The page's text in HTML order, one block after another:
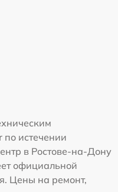
по истечении
в Ростове-на-Дону
официальной
Цены на ремонт,